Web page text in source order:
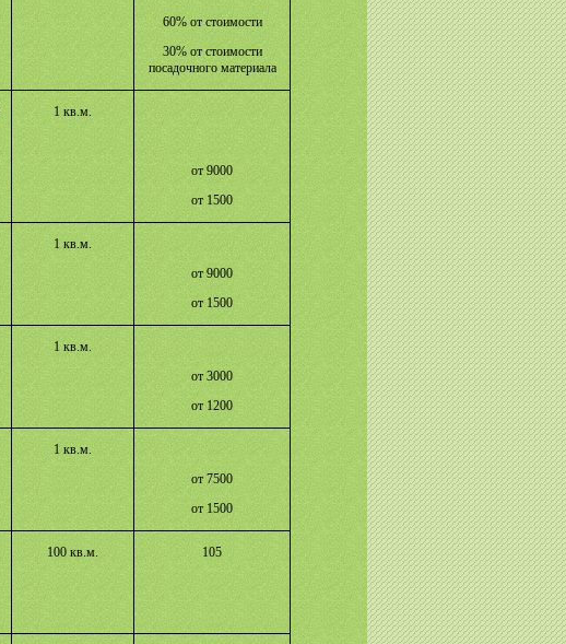
60% от стоимости
30% от стоимости
посадочного материала
1 кв.м.
от 9000
от 1500
1 кв.м.
от 9000
от 1500
1 кв.м.
от 3000
от 1200
1 кв.м.
от 7500
от 1500
100 кв.м. 105